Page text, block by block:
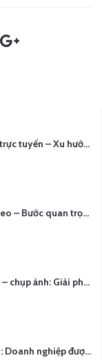
Quay & dựng bài giảng trực tuyến – Xu hướng đào tạo thời đại số
Dịch vụ viết kịch bản video – Bước quan trọng quyết định thành công nội dung
Thuê thiết bị quay phim – chụp ảnh: Giải pháp tối ưu chi phí cho doanh nghiệp
Tổ chức sự kiện trọn gói: Doanh nghiệp được gì khi chọn đơn vị chuyên nghiệp?